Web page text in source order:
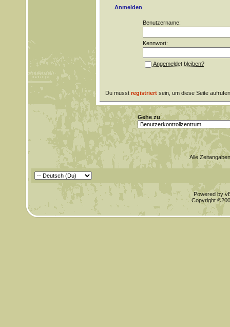
Anmelden
Benutzername:
Kennwort:
Angemeldet bleiben?
Du musst registriertsein, um diese Seite
Gehe zu
Alle
Powered by
Copyright